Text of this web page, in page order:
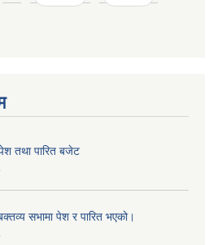
तथा पारित बजेट
सभामा पेश र पारित भएको।